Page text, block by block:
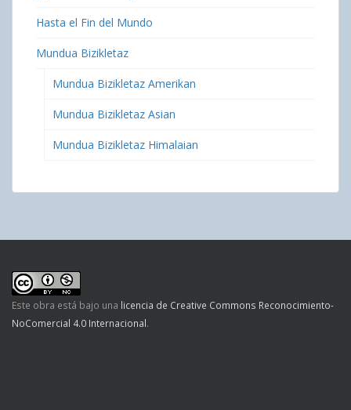
Hasta el Fin del Mundo
Mundua Bizikletaz
Mundua Bizikletaz Amerikan
Mundua Bizikletaz Asian
Mundua Bizikletaz Himalaian
Este obra está bajo una licencia de Creative Commons Reconocimiento-
NoComercial 4.0 Internacional.